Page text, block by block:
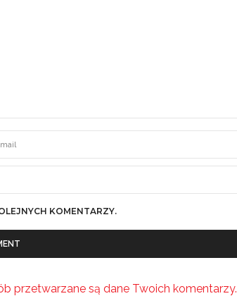
KOMENTARZY.
przetwarzane są dane Twoich komentarzy.